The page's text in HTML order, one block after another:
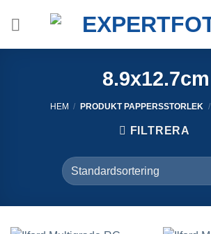
8.9x12.7cm
HEM / PRODUKT PAPPERSSTORLEK /
FILTRERA